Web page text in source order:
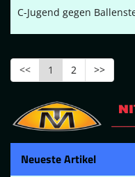
C-Jugend gegen
<< 1 2 >>
Neueste Artikel